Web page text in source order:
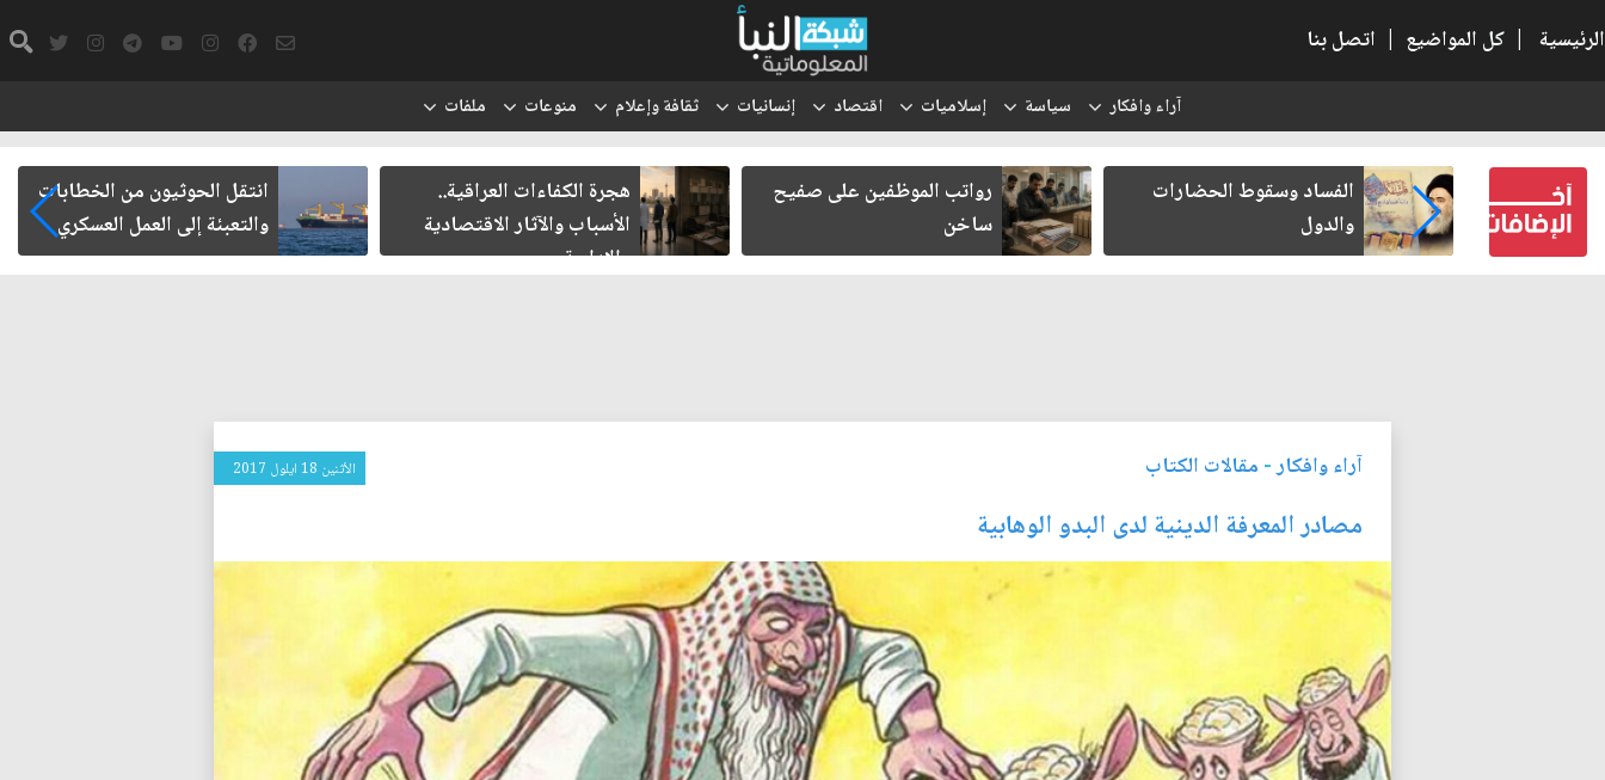
الرئيسية | كل المواضيع | اتصل بنا
آراء وافكار سياسة إسلاميات اقتصاد إنسانيات ثقافة وإعلام منوعات ملفات
كتب لنفسه
الفساد وسقوط الحضارات
والدول
رواتب الموظفين على صفيح
ساخن
هجرة الكفاءات العراقية..
الأسباب والآثار الاقتصادية
والإدارية
انتقل الحوثيون من الخطابات
والتعبئة إلى العمل العسكري
آراء وافكار- مقالات الكتاب الأثنين 18 ايلول 2017
مصادر المعرفة الدينية لدى البدو الوهابية